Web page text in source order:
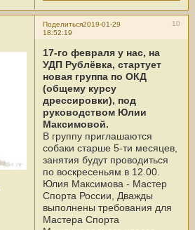
Поделиться 10
2019-01-29
18:52:19
17-го февраля у нас, на
УДП Рублёвка, стартует
новая группа по ОКД
(общему курсу
дрессировки), под
руководством Юлии
Максимовой.
В группу приглашаются
собаки старше 5-ти месяцев,
занятия будут проводиться
по воскресеньям в 12.00.
Юлия Максимова - Мастер
Спорта России, Дважды
выполнены требования для
Мастера Спорта